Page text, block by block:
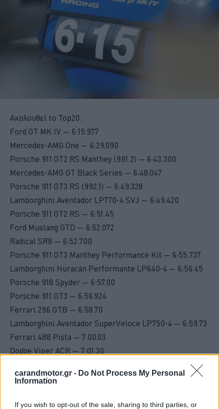
carandmotor.gr - Do Not Process My Personal
Information
If you wish to opt-out of the sale, sharing to third parties, or
Ακολουθεί το Top20:
Ford GT MK IV — 6:15.977
Mercedes-AMG One — 6:29.090
Porsche 911 GT2 RS Manthey (991.2) — 6:43.300
Mercedes-AMG GT Black Series — 6:48.047
Porsche 911 GT3 RS (992.1) — 6:49.328
Lamborghini Aventador LP770-4 SVJ — 6:49.420
Porsche 911 GT2 RS — 6:51.45
Ford Mustang GTD — 6:52.072
Radical SR8 — 6:52.700
Porsche 911 GT3 Manthey Performance Kit — 6:55.737
Lamborghini Huracán Performante LP640-4 — 6:56.45
Porsche 918 Spyder — 6:57.00
Porsche 911 GT3 — 6:56.924
Ferrari 296 GTB — 6:58.70
Lamborghini Aventador SuperVeloce LP750-4 — 6:59.73
Ferrari 488 Pista — 7:00.03
Dodge Viper ACR — 7:01.30
Mercedes-AMG GT R Pro — 7:04.632